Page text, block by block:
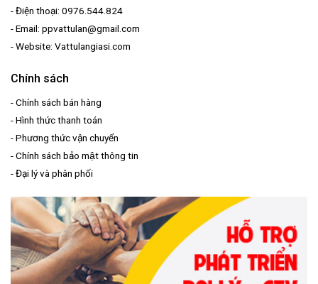
- Điện thoại: 0976.544.824
- Email: ppvattulan@gmail.com
- Website: Vattulangiasi.com
Chính sách
-Chính sách bán hàng
-Hình thức thanh toán
-Phương thức vận chuyển
-Chính sách bảo mật thông tin
-Đại lý và phân phối